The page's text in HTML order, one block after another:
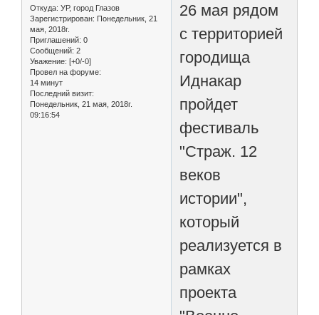
Откуда: УР, город Глазов
Зарегистрирован: Понедельник, 21
мая, 2018г.
Приглашений: 0
Сообщений: 2
Уважение: [+0/-0]
Провел на форуме:
14 минут
Последний визит:
Понедельник, 21 мая, 2018г.
09:16:54
26 мая рядом
с территорией
городища
Иднакар
пройдет
фестиваль
"Страж. 12
веков
истории",
который
реализуется в
рамках
проекта